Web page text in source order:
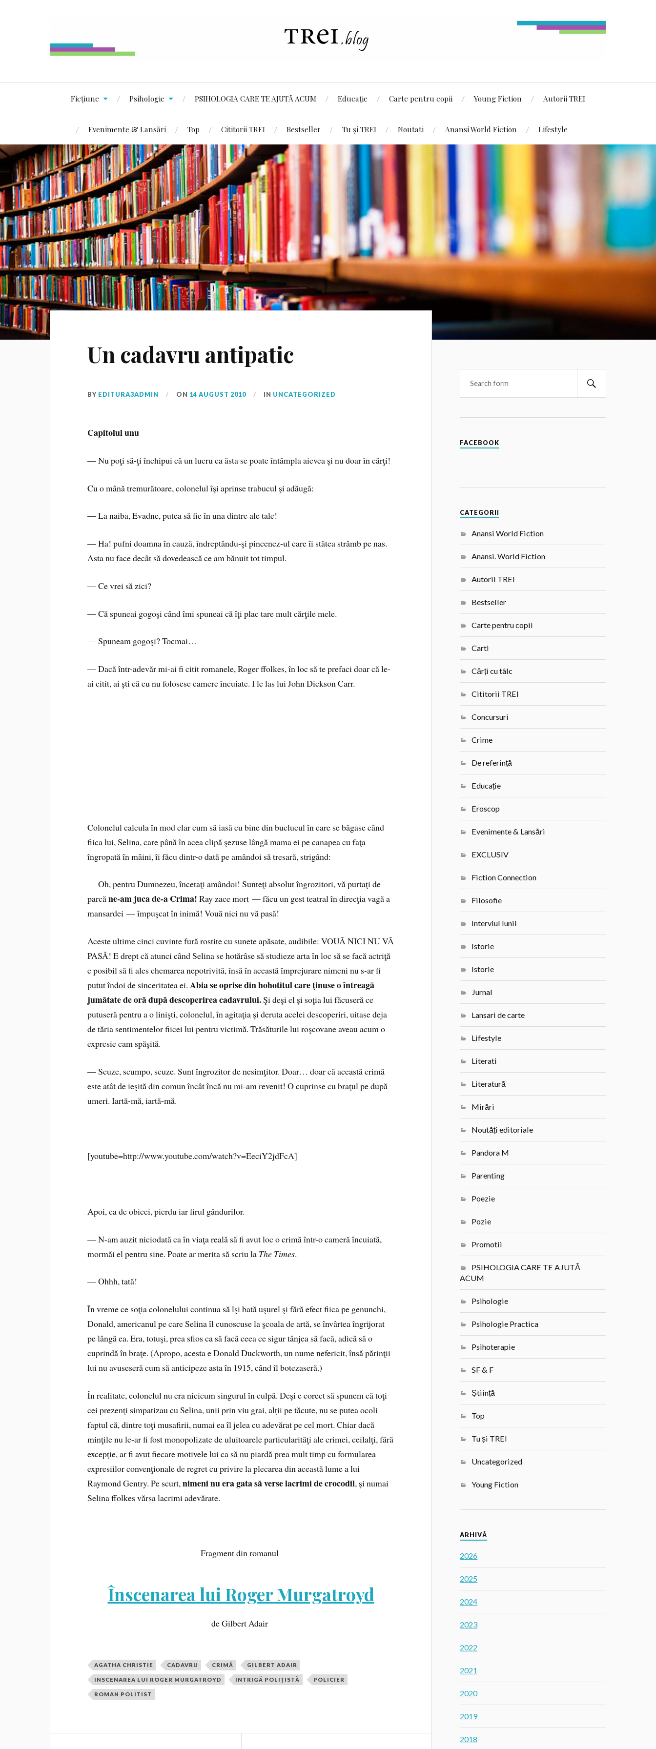
Ficțiune Psihologie PSIHOLOGIA CARE TE AJUTĂ ACUM Educație Carte pentru copii Young Fiction Autorii TREI
Evenimente & Lansări Top Cititorii TREI Bestseller Tu și TREI Noutati Anansi World Fiction Lifestyle
Un cadavru antipatic
BY EDITURA3ADMIN ON 14 AUGUST 2010 IN UNCATEGORIZED
Capitolul unu
— Nu poţi să-ţi închipui că un lucru ca ăsta se poate întâmpla aievea şi nu doar în cărţi!
Cu o mână tremurătoare, colonelul îşi aprinse trabucul şi adăugă:
— La naiba, Evadne, putea să fie în una dintre ale tale!
— Ha! pufni doamna în cauză, îndreptându-şi pincenez-ul care îi stătea strâmb pe nas.
Asta nu face decât să dovedească ce am bănuit tot timpul.
— Ce vrei să zici?
— Că spuneai gogoşi când îmi spuneai că îţi plac tare mult cărţile mele.
— Spuneam gogoşi? Tocmai…
— Dacă într-adevăr mi-ai fi citit romanele, Roger ffolkes, în loc să te prefaci doar că le-
ai citit, ai şti că eu nu folosesc camere încuiate. I le las lui John Dickson Carr.
Colonelul calcula în mod clar cum să iasă cu bine din buclucul în care se băgase când
fiica lui, Selina, care până în acea clipă şezuse lângă mama ei pe canapea cu faţa
îngropată în mâini, îi făcu dintr-o dată pe amândoi să tresară, strigând:
— Oh, pentru Dumnezeu, încetaţi amândoi! Sunteţi absolut îngrozitori, vă purtaţi de
parcăne-am juca de-a Crima!Ray zace mort — făcu un gest teatral în direcţia vagă a
mansardei — împuşcat în inimă! Vouă nici nu vă pasă!
Aceste ultime cinci cuvinte fură rostite cu sunete apăsate, audibile: VOUĂ NICI NU VĂ
PASĂ! E drept că atunci când Selina se hotărâse să studieze arta în loc să se facă actriţă
e posibil să fi ales chemarea nepotrivită, însă în această împrejurare nimeni nu s-ar fi
putut îndoi de sinceritatea ei.Abia se oprise din hohotitul care ţinuse o întreagă
jumătate de oră după descoperirea cadavrului.Şi deşi el şi soţia lui făcuseră ce
putuseră pentru a o linişti, colonelul, în agitaţia şi deruta acelei descoperiri, uitase deja
de tăria sentimentelor fiicei lui pentru victimă. Trăsăturile lui roşcovane aveau acum o
expresie cam spăşită.
— Scuze, scumpo, scuze. Sunt îngrozitor de nesimţitor. Doar… doar că această crimă
este atât de ieşită din comun încât încă nu mi-am revenit! O cuprinse cu braţul pe după
umeri. Iartă-mă, iartă-mă.
[youtube=http://www.youtube.com/watch?v=EeciY2jdFcA]
Apoi, ca de obicei, pierdu iar firul gândurilor.
— N-am auzit niciodată ca în viaţa reală să fi avut loc o crimă într-o cameră încuiată,
mormăi el pentru sine. Poate ar merita să scriu la The Times.
— Ohhh, tată!
În vreme ce soţia colonelului continua să îşi bată uşurel şi fără efect fiica pe genunchi,
Donald, americanul pe care Selina îl cunoscuse la şcoala de artă, se învârtea îngrijorat
pe lângă ea. Era, totuşi, prea sfios ca să facă ceea ce sigur tânjea să facă, adică să o
cuprindă în braţe. (Apropo, acesta e Donald Duckworth, un nume nefericit, însă părinţii
lui nu avuseseră cum să anticipeze asta în 1915, când îl botezaseră.)
În realitate, colonelul nu era nicicum singurul în culpă. Deşi e corect să spunem că toţi
cei prezenţi simpatizau cu Selina, unii prin viu grai, alţii pe tăcute, nu se putea ocoli
faptul că, dintre toţi musafirii, numai ea îl jelea cu adevărat pe cel mort. Chiar dacă
minţile nu le-ar fi fost monopolizate de uluitoarele particularităţi ale crimei, ceilalţi, fără
excepţie, ar fi avut fiecare motivele lui ca să nu piardă prea mult timp cu formularea
expresiilor convenţionale de regret cu privire la plecarea din această lume a lui
Raymond Gentry. Pe scurt,nimeni nu era gata să verse lacrimi de crocodil, şi numai
Selina ffolkes vărsa lacrimi adevărate.
Fragment din romanul
Înscenarea lui Roger Murgatroyd
de Gilbert Adair
AGATHA CHRISTIE CADAVRU CRIMĂ GILBERT ADAIR
INSCENAREA LUI ROGER MURGATROYD INTRIGĂ POLIȚISTĂ POLICIER
ROMAN POLITIST
FACEBOOK
CATEGORII
Anansi World Fiction
Anansi. World Fiction
Autorii TREI
Bestseller
Carte pentru copii
Carti
Cărți cu tâlc
Cititorii TREI
Concursuri
Crime
De referință
Educație
Eroscop
Evenimente & Lansări
EXCLUSIV
Fiction Connection
Filosofie
Interviul lunii
Istorie
Istorie
Jurnal
Lansari de carte
Lifestyle
Literati
Literatură
Mirări
Noutăți editoriale
Pandora M
Parenting
Poezie
Pozie
Promotii
PSIHOLOGIA CARE TE AJUTĂ
ACUM
Psihologie
Psihologie Practica
Psihoterapie
SF & F
Știință
Top
Tu și TREI
Uncategorized
Young Fiction
ARHIVĂ
2026
2025
2024
2023
2022
2021
2020
2019
2018